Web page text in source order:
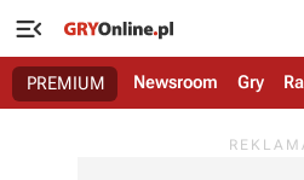

PREMIUM Newsroom Gry